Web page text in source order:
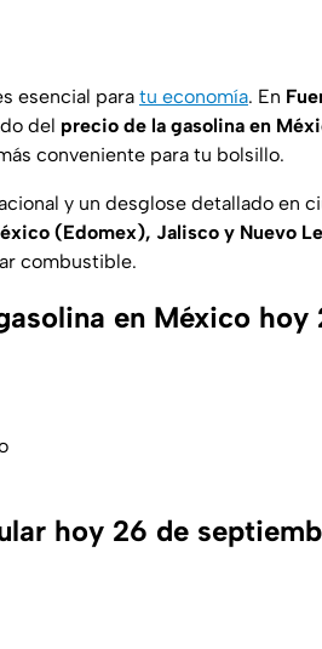
esencial para tu economía. En
del precio de la gasolina en
conveniente para tu bolsillo.
y un desglose detallado en
(Edomex), Jalisco y Nuevo
combustible.
en México hoy
hoy 26 de